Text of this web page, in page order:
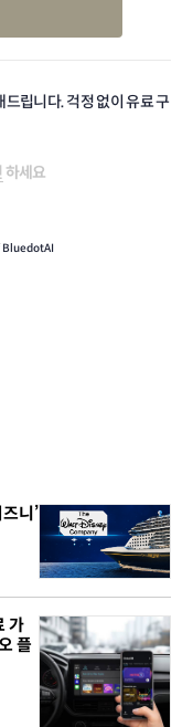
립니다. 걱정 없이 유료 구
하세요
BluedotAI
니’
가
플